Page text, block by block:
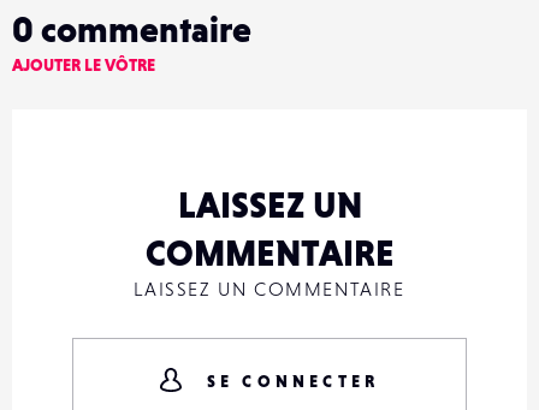
0 commentaire
AJOUTER LE VÔTRE
LAISSEZ UN
COMMENTAIRE
LAISSEZ UN COMMENTAIRE
SE CONNECTER